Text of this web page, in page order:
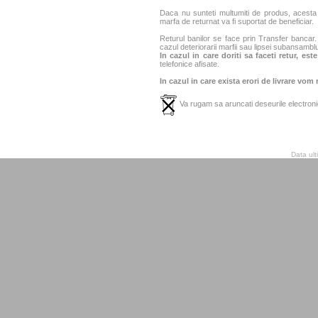
Daca nu sunteti multumiti de produs,
marfa de returnat va fi suportat de beneficiar.
Returul banilor se face prin Transfer
cazul deteriorarii marfii sau lipsei
In cazul in care doriti sa faceti retur,
telefonice afisate.
In cazul in care exista erori de livrare
Va rugam sa aruncati deseurile
Data